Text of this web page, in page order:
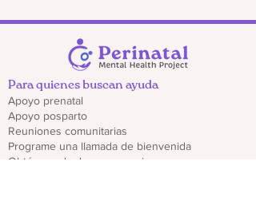
Para quienes buscan ayuda
Apoyo prenatal
Apoyo posparto
Reuniones comunitarias
Programe una llamada de bienvenida
Obtén ayuda de emergencia